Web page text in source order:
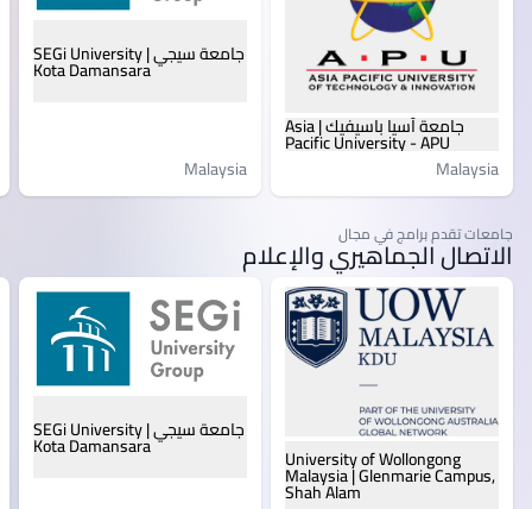
جامعة آسيا باسيفيك | Asia
Pacific University - APU
Malaysia
جامعة سيجي | SEGi University
Kota Damansara
Malaysia
جامعات تقدم برامج في مجال
الاتصال الجماهيري والإعلام
University of Wollongong
Malaysia | Glenmarie Campus,
Shah Alam
جامعة سيجي | SEGi University
Kota Damansara